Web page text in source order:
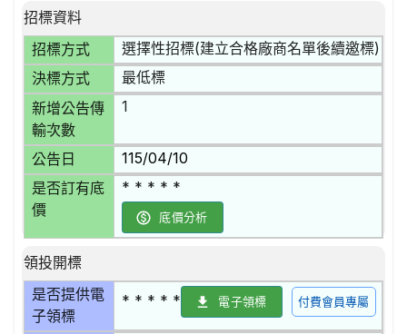
招標資料
招標方式
選擇性招標(建立合格廠商名單後續邀標)
決標方式 最低標
新增公告傳
輸次數
1
公告日 115/04/10
是否訂有底
價
* * * * *
底價分析
領投開標
是否提供電
子領標
* * * * * 電子領標 付費會員專屬